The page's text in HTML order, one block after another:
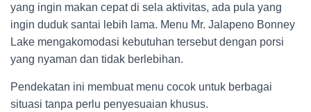
yang ingin makan cepat di sela aktivitas, ada pula yang
ingin duduk santai lebih lama. Menu Mr. Jalapeno Bonney
Lake mengakomodasi kebutuhan tersebut dengan porsi
yang nyaman dan tidak berlebihan.
Pendekatan ini membuat menu cocok untuk berbagai
situasi tanpa perlu penyesuaian khusus.